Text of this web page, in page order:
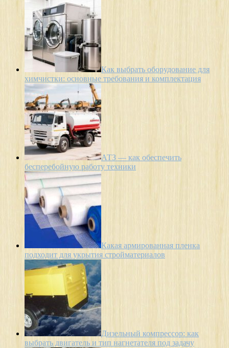
Как выбрать оборудование для
химчистки: основные требования и комплектация
АТЗ — как обеспечить
бесперебойную работу техники
Какая армированная пленка
подходит для укрытия стройматериалов
Дизельный компрессор: как
выбрать двигатель и тип нагнетателя под задачу